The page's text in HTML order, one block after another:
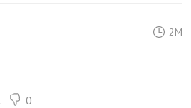
2M
0